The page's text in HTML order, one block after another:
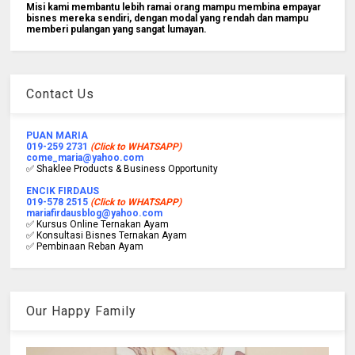
Misi kami membantu lebih ramai orang mampu membina empayar
bisnes mereka sendiri, dengan modal yang rendah dan mampu
memberi pulangan yang sangat lumayan.
Contact Us
PUAN MARIA
019-259 2731 (Click to WHATSAPP)
come_maria@yahoo.com
✅ Shaklee Products & Business Opportunity
ENCIK FIRDAUS
019-578 2515 (Click to WHATSAPP)
mariafirdausblog@yahoo.com
✅ Kursus Online Ternakan Ayam
✅ Konsultasi Bisnes Ternakan Ayam
✅ Pembinaan Reban Ayam
Our Happy Family